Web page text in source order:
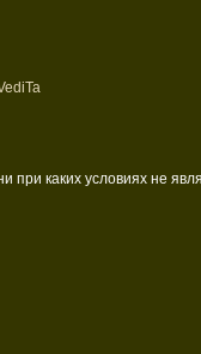
при каких условиях не